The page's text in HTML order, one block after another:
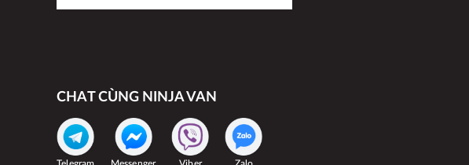
CHAT CÙNG NINJA VAN